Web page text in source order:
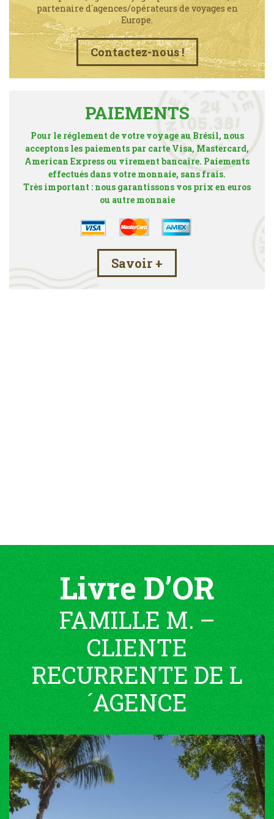
partenaire d´agences/opérateurs de voyages en
Europe.
Contactez-nous !
PAIEMENTS
Pour le réglement de votre voyage au Brésil, nous
acceptons les paiements par carte Visa, Mastercard,
American Express ou virement bancaire. Paiements
effectués dans votre monnaie, sans frais.
Très important : nous garantissons vos prix en euros
ou autre monnaie
Savoir +
Livre D’OR
FAMILLE M. –
CLIENTE
RECURRENTE DE L
´AGENCE